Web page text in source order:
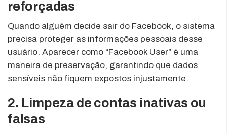
reforçadas
Quando alguém decide sair do Facebook, o sistema
precisa proteger as informações pessoais desse
usuário. Aparecer como “Facebook User” é uma
maneira de preservação, garantindo que dados
sensíveis não fiquem expostos injustamente.
2. Limpeza de contas inativas ou
falsas